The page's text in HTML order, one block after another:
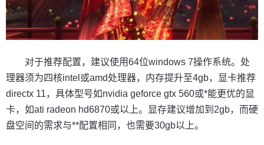
对于推荐配置，建议使用64位windows 7操作系统。处
理器须为四核intel或amd处理器，内存提升至4gb，显卡推荐
directx 11，具体型号如nvidia geforce gtx 560或*能更优的显
卡，如ati radeon hd6870或以上。显存建议增加到2gb，而硬
盘空间的需求与**配置相同，也需要30gb以上。